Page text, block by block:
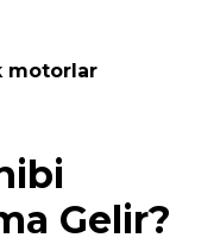
motorlar
Gelir?